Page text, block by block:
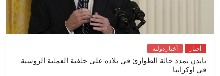
أخبار أخبار دولية
بايدن يمدد حالة الطوارئ في بلاده على خلفية العملية الروسية
في أوكرانيا